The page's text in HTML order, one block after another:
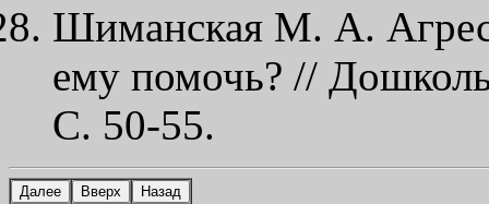
Шиманская М. А.
ему помочь? //
С. 50-55.